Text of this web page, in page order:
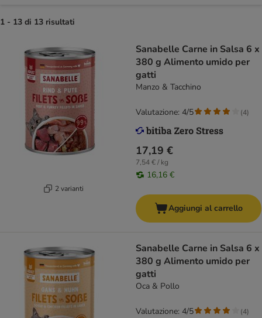
1 - 13 di 13 risultati
2 varianti
Sanabelle Carne in Salsa 6 x
380 g Alimento umido per
gatti
Manzo & Tacchino
17,19 €
7,54 € / kg
16,16 €
Valutazione: 4/5 (4)
Aggiungi al carrello
Sanabelle Carne in Salsa 6 x
380 g Alimento umido per
gatti
Oca & Pollo
Valutazione: 4/5 (4)